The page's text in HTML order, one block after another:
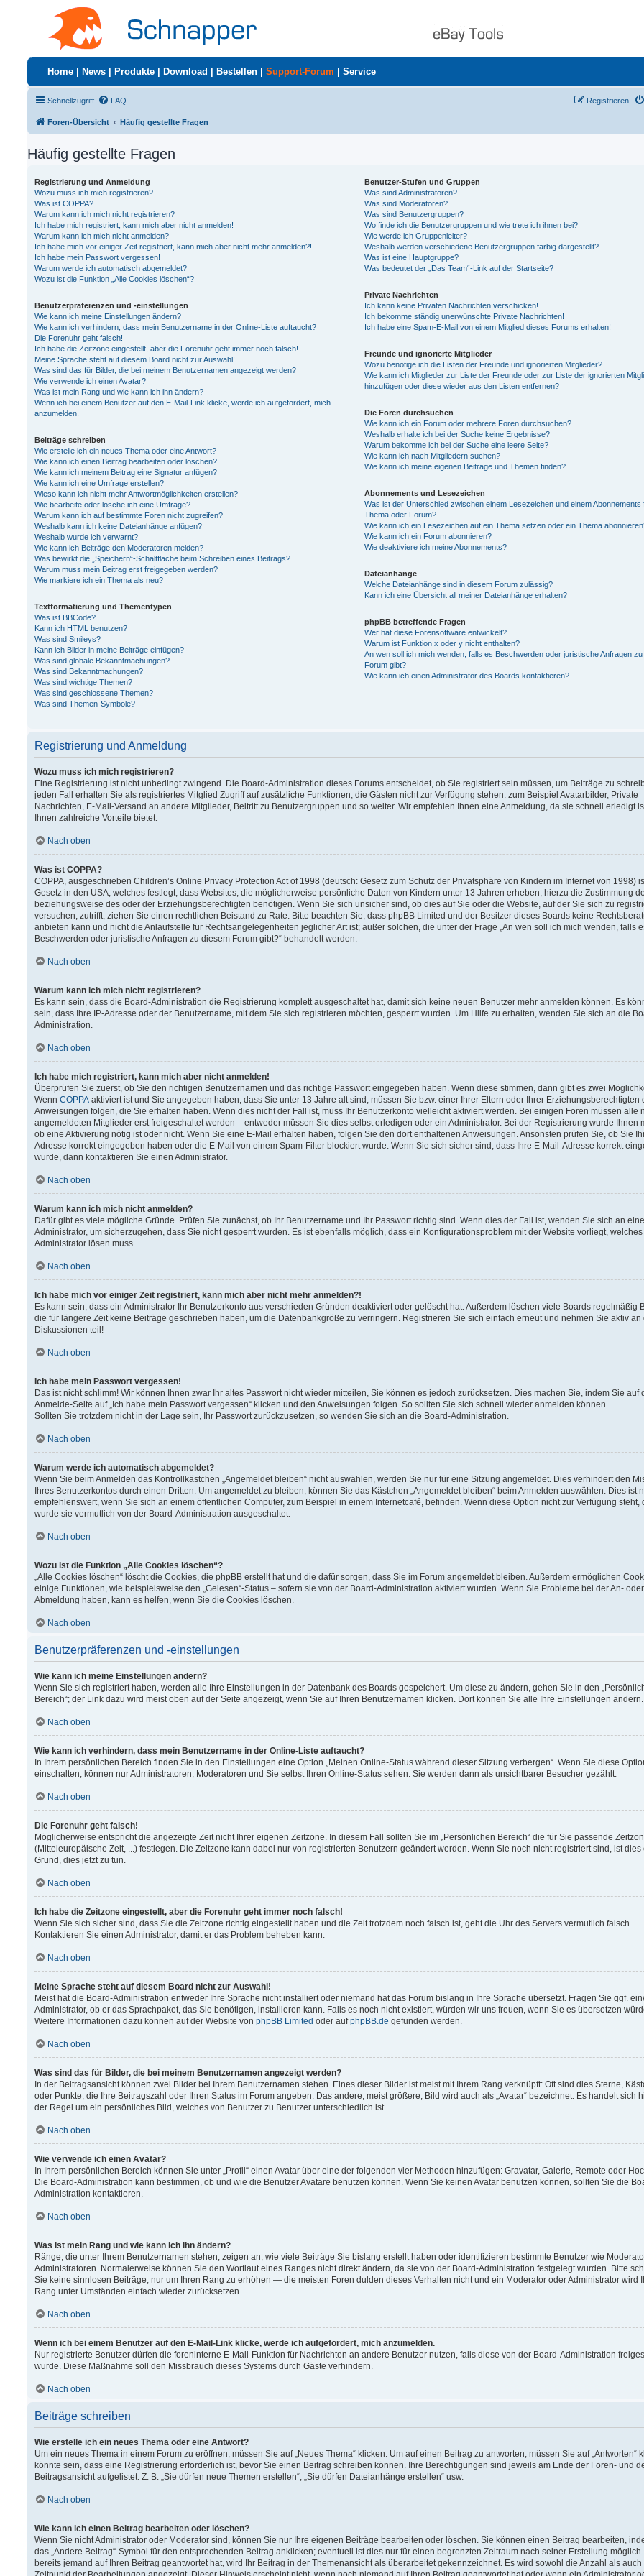
Home News Produkte Download Bestellen Support-Forum Service
Schnellzugriff FAQ Registrieren
Foren-Übersicht Häufig gestellte Fragen
Häufig gestellte Fragen
Registrierung und Anmeldung
Wozu muss ich mich registrieren?
Was ist COPPA?
Warum kann ich mich nicht registrieren?
Ich habe mich registriert, kann mich aber nicht anmelden!
Warum kann ich mich nicht anmelden?
Ich habe mich vor einiger Zeit registriert, kann mich aber nicht mehr anmelden?!
Ich habe mein Passwort vergessen!
Warum werde ich automatisch abgemeldet?
Wozu ist die Funktion „Alle Cookies löschen“?
Benutzerpräferenzen und -einstellungen
Wie kann ich meine Einstellungen ändern?
Wie kann ich verhindern, dass mein Benutzername in der Online-Liste auftaucht?
Die Forenuhr geht falsch!
Ich habe die Zeitzone eingestellt, aber die Forenuhr geht immer noch falsch!
Meine Sprache steht auf diesem Board nicht zur Auswahl!
Was sind das für Bilder, die bei meinem Benutzernamen angezeigt werden?
Wie verwende ich einen Avatar?
Was ist mein Rang und wie kann ich ihn ändern?
Wenn ich bei einem Benutzer auf den E-Mail-Link klicke, werde ich aufgefordert, mich
anzumelden.
Beiträge schreiben
Wie erstelle ich ein neues Thema oder eine Antwort?
Wie kann ich einen Beitrag bearbeiten oder löschen?
Wie kann ich meinem Beitrag eine Signatur anfügen?
Wie kann ich eine Umfrage erstellen?
Wieso kann ich nicht mehr Antwortmöglichkeiten erstellen?
Wie bearbeite oder lösche ich eine Umfrage?
Warum kann ich auf bestimmte Foren nicht zugreifen?
Weshalb kann ich keine Dateianhänge anfügen?
Weshalb wurde ich verwarnt?
Wie kann ich Beiträge den Moderatoren melden?
Was bewirkt die „Speichern“-Schaltfläche beim Schreiben eines Beitrags?
Warum muss mein Beitrag erst freigegeben werden?
Wie markiere ich ein Thema als neu?
Textformatierung und Thementypen
Was ist BBCode?
Kann ich HTML benutzen?
Was sind Smileys?
Kann ich Bilder in meine Beiträge einfügen?
Was sind globale Bekanntmachungen?
Was sind Bekanntmachungen?
Was sind wichtige Themen?
Was sind geschlossene Themen?
Was sind Themen-Symbole?
Benutzer-Stufen und Gruppen
Was sind Administratoren?
Was sind Moderatoren?
Was sind Benutzergruppen?
Wo finde ich die Benutzergruppen und wie trete ich ihnen bei?
Wie werde ich Gruppenleiter?
Weshalb werden verschiedene Benutzergruppen farbig dargestellt?
Was ist eine Hauptgruppe?
Was bedeutet der „Das Team“-Link auf der Startseite?
Private Nachrichten
Ich kann keine Privaten Nachrichten verschicken!
Ich bekomme ständig unerwünschte Private Nachrichten!
Ich habe eine Spam-E-Mail von einem Mitglied dieses Forums erhalten!
Freunde und ignorierte Mitglieder
Wozu benötige ich die Listen der Freunde und ignorierten Mitglieder?
Wie kann ich Mitglieder zur Liste der Freunde oder zur Liste der ignorierten
hinzufügen oder diese wieder aus den Listen entfernen?
Die Foren durchsuchen
Wie kann ich ein Forum oder mehrere Foren durchsuchen?
Weshalb erhalte ich bei der Suche keine Ergebnisse?
Warum bekomme ich bei der Suche eine leere Seite?
Wie kann ich nach Mitgliedern suchen?
Wie kann ich meine eigenen Beiträge und Themen finden?
Abonnements und Lesezeichen
Was ist der Unterschied zwischen einem Lesezeichen und einem Abonnements
Thema oder Forum?
Wie kann ich ein Lesezeichen auf ein Thema setzen oder ein Thema
Wie kann ich ein Forum abonnieren?
Wie deaktiviere ich meine Abonnements?
Dateianhänge
Welche Dateianhänge sind in diesem Forum zulässig?
Kann ich eine Übersicht all meiner Dateianhänge erhalten?
phpBB betreffende Fragen
Wer hat diese Forensoftware entwickelt?
Warum ist Funktion x oder y nicht enthalten?
An wen soll ich mich wenden, falls es Beschwerden oder juristische Anfragen
Forum gibt?
Wie kann ich einen Administrator des Boards kontaktieren?
Registrierung und Anmeldung
Wozu muss ich mich registrieren?
Eine Registrierung ist nicht unbedingt zwingend. Die Board-Administration dieses Forums entscheidet, ob Sie registriert sein müssen, um Beiträge zu
jeden Fall erhalten Sie als registriertes Mitglied Zugriff auf zusätzliche Funktionen, die Gästen nicht zur Verfügung stehen: zum Beispiel Avatarbilder, Private
Nachrichten, E-Mail-Versand an andere Mitglieder, Beitritt zu Benutzergruppen und so weiter. Wir empfehlen Ihnen eine Anmeldung, da sie schnell erledigt
Ihnen zahlreiche Vorteile bietet.
Nach oben
Was ist COPPA?
COPPA, ausgeschrieben Children’s Online Privacy Protection Act of 1998 (deutsch: Gesetz zum Schutz der Privatsphäre von Kindern im Internet von 1998)
Gesetz in den USA, welches festlegt, dass Websites, die möglicherweise persönliche Daten von Kindern unter 13 Jahren erheben, hierzu die Zustimmung
beziehungsweise des oder der Erziehungsberechtigten benötigen. Wenn Sie sich unsicher sind, ob dies auf Sie oder die Website, auf der Sie sich zu
versuchen, zutrifft, ziehen Sie einen rechtlichen Beistand zu Rate. Bitte beachten Sie, dass phpBB Limited und der Besitzer dieses Boards keine
anbieten kann und nicht die Anlaufstelle für Rechtsangelegenheiten jeglicher Art ist; außer solchen, die unter der Frage „An wen soll ich mich wenden, falls
Beschwerden oder juristische Anfragen zu diesem Forum gibt?“ behandelt werden.
Nach oben
Warum kann ich mich nicht registrieren?
Es kann sein, dass die Board-Administration die Registrierung komplett ausgeschaltet hat, damit sich keine neuen Benutzer mehr anmelden können. Es
sein, dass Ihre IP-Adresse oder der Benutzername, mit dem Sie sich registrieren möchten, gesperrt wurden. Um Hilfe zu erhalten, wenden Sie sich an die
Administration.
Nach oben
Ich habe mich registriert, kann mich aber nicht anmelden!
Überprüfen Sie zuerst, ob Sie den richtigen Benutzernamen und das richtige Passwort eingegeben haben. Wenn diese stimmen, dann gibt es zwei
Wenn COPPA aktiviert ist und Sie angegeben haben, dass Sie unter 13 Jahre alt sind, müssen Sie bzw. einer Ihrer Eltern oder Ihrer Erziehungsberechtigten
Anweisungen folgen, die Sie erhalten haben. Wenn dies nicht der Fall ist, muss Ihr Benutzerkonto vielleicht aktiviert werden. Bei einigen Foren müssen alle
angemeldeten Mitglieder erst freigeschaltet werden – entweder müssen Sie dies selbst erledigen oder ein Administrator. Bei der Registrierung wurde Ihnen
ob eine Aktivierung nötig ist oder nicht. Wenn Sie eine E-Mail erhalten haben, folgen Sie den dort enthaltenen Anweisungen. Ansonsten prüfen Sie, ob Sie
Adresse korrekt eingegeben haben oder die E-Mail von einem Spam-Filter blockiert wurde. Wenn Sie sich sicher sind, dass Ihre E-Mail-Adresse korrekt
wurde, dann kontaktieren Sie einen Administrator.
Nach oben
Warum kann ich mich nicht anmelden?
Dafür gibt es viele mögliche Gründe. Prüfen Sie zunächst, ob Ihr Benutzername und Ihr Passwort richtig sind. Wenn dies der Fall ist, wenden Sie sich an
Administrator, um sicherzugehen, dass Sie nicht gesperrt wurden. Es ist ebenfalls möglich, dass ein Konfigurationsproblem mit der Website vorliegt, welches
Administrator lösen muss.
Nach oben
Ich habe mich vor einiger Zeit registriert, kann mich aber nicht mehr anmelden?!
Es kann sein, dass ein Administrator Ihr Benutzerkonto aus verschieden Gründen deaktiviert oder gelöscht hat. Außerdem löschen viele Boards regelmäßig
die für längere Zeit keine Beiträge geschrieben haben, um die Datenbankgröße zu verringern. Registrieren Sie sich einfach erneut und nehmen Sie aktiv an
Diskussionen teil!
Nach oben
Ich habe mein Passwort vergessen!
Das ist nicht schlimm! Wir können Ihnen zwar Ihr altes Passwort nicht wieder mitteilen, Sie können es jedoch zurücksetzen. Dies machen Sie, indem Sie auf
Anmelde-Seite auf „Ich habe mein Passwort vergessen“ klicken und den Anweisungen folgen. So sollten Sie sich schnell wieder anmelden können.
Sollten Sie trotzdem nicht in der Lage sein, Ihr Passwort zurückzusetzen, so wenden Sie sich an die Board-Administration.
Nach oben
Warum werde ich automatisch abgemeldet?
Wenn Sie beim Anmelden das Kontrollkästchen „Angemeldet bleiben“ nicht auswählen, werden Sie nur für eine Sitzung angemeldet. Dies verhindert den
Ihres Benutzerkontos durch einen Dritten. Um angemeldet zu bleiben, können Sie das Kästchen „Angemeldet bleiben“ beim Anmelden auswählen. Dies ist
empfehlenswert, wenn Sie sich an einem öffentlichen Computer, zum Beispiel in einem Internetcafé, befinden. Wenn diese Option nicht zur Verfügung steht,
wurde sie vermutlich von der Board-Administration ausgeschaltet.
Nach oben
Wozu ist die Funktion „Alle Cookies löschen“?
„Alle Cookies löschen“ löscht die Cookies, die phpBB erstellt hat und die dafür sorgen, dass Sie im Forum angemeldet bleiben. Außerdem ermöglichen
einige Funktionen, wie beispielsweise den „Gelesen“-Status – sofern sie von der Board-Administration aktiviert wurden. Wenn Sie Probleme bei der An- oder
Abmeldung haben, kann es helfen, wenn Sie die Cookies löschen.
Nach oben
Benutzerpräferenzen und -einstellungen
Wie kann ich meine Einstellungen ändern?
Wenn Sie sich registriert haben, werden alle Ihre Einstellungen in der Datenbank des Boards gespeichert. Um diese zu ändern, gehen Sie in den
Bereich“; der Link dazu wird meist oben auf der Seite angezeigt, wenn Sie auf Ihren Benutzernamen klicken. Dort können Sie alle Ihre Einstellungen ändern.
Nach oben
Wie kann ich verhindern, dass mein Benutzername in der Online-Liste auftaucht?
In Ihrem persönlichen Bereich finden Sie in den Einstellungen eine Option „Meinen Online-Status während dieser Sitzung verbergen“. Wenn Sie diese
einschalten, können nur Administratoren, Moderatoren und Sie selbst Ihren Online-Status sehen. Sie werden dann als unsichtbarer Besucher gezählt.
Nach oben
Die Forenuhr geht falsch!
Möglicherweise entspricht die angezeigte Zeit nicht Ihrer eigenen Zeitzone. In diesem Fall sollten Sie im „Persönlichen Bereich“ die für Sie passende
(Mitteleuropäische Zeit, ...) festlegen. Die Zeitzone kann dabei nur von registrierten Benutzern geändert werden. Wenn Sie noch nicht registriert sind, ist dies
Grund, dies jetzt zu tun.
Nach oben
Ich habe die Zeitzone eingestellt, aber die Forenuhr geht immer noch falsch!
Wenn Sie sich sicher sind, dass Sie die Zeitzone richtig eingestellt haben und die Zeit trotzdem noch falsch ist, geht die Uhr des Servers vermutlich falsch.
Kontaktieren Sie einen Administrator, damit er das Problem beheben kann.
Nach oben
Meine Sprache steht auf diesem Board nicht zur Auswahl!
Meist hat die Board-Administration entweder Ihre Sprache nicht installiert oder niemand hat das Forum bislang in Ihre Sprache übersetzt. Fragen Sie ggf.
Administrator, ob er das Sprachpaket, das Sie benötigen, installieren kann. Falls es noch nicht existiert, würden wir uns freuen, wenn Sie es übersetzen
Weitere Informationen dazu können auf der Website von phpBB Limited oder aufphpBB.de gefunden werden.
Nach oben
Was sind das für Bilder, die bei meinem Benutzernamen angezeigt werden?
In der Beitragsansicht können zwei Bilder bei Ihrem Benutzernamen stehen. Eines dieser Bilder ist meist mit Ihrem Rang verknüpft: Oft sind dies Sterne,
oder Punkte, die Ihre Beitragszahl oder Ihren Status im Forum angeben. Das andere, meist größere, Bild wird auch als „Avatar“ bezeichnet. Es handelt sich
der Regel um ein persönliches Bild, welches von Benutzer zu Benutzer unterschiedlich ist.
Nach oben
Wie verwende ich einen Avatar?
In Ihrem persönlichen Bereich können Sie unter „Profil“ einen Avatar über eine der folgenden vier Methoden hinzufügen: Gravatar, Galerie, Remote oder
Die Board-Administration kann bestimmen, ob und wie die Benutzer Avatare benutzen können. Wenn Sie keinen Avatar benutzen können, sollten Sie die
Administration kontaktieren.
Nach oben
Was ist mein Rang und wie kann ich ihn ändern?
Ränge, die unter Ihrem Benutzernamen stehen, zeigen an, wie viele Beiträge Sie bislang erstellt haben oder identifizieren bestimmte Benutzer wie
Administratoren. Normalerweise können Sie den Wortlaut eines Ranges nicht direkt ändern, da sie von der Board-Administration festgelegt wurden. Bitte
Sie keine sinnlosen Beiträge, nur um Ihren Rang zu erhöhen — die meisten Foren dulden dieses Verhalten nicht und ein Moderator oder Administrator wird
Rang unter Umständen einfach wieder zurücksetzen.
Nach oben
Wenn ich bei einem Benutzer auf den E-Mail-Link klicke, werde ich aufgefordert, mich anzumelden.
Nur registrierte Benutzer dürfen die foreninterne E-Mail-Funktion für Nachrichten an andere Benutzer nutzen, falls diese von der Board-Administration
wurde. Diese Maßnahme soll den Missbrauch dieses Systems durch Gäste verhindern.
Nach oben
Beiträge schreiben
Wie erstelle ich ein neues Thema oder eine Antwort?
Um ein neues Thema in einem Forum zu eröffnen, müssen Sie auf „Neues Thema“ klicken. Um auf einen Beitrag zu antworten, müssen Sie auf „Antworten“
könnte sein, dass eine Registrierung erforderlich ist, bevor Sie einen Beitrag schreiben können. Ihre Berechtigungen sind jeweils am Ende der Foren- und
Beitragsansicht aufgelistet. Z. B. „Sie dürfen neue Themen erstellen“, „Sie dürfen Dateianhänge erstellen“ usw.
Nach oben
Wie kann ich einen Beitrag bearbeiten oder löschen?
Wenn Sie nicht Administrator oder Moderator sind, können Sie nur Ihre eigenen Beiträge bearbeiten oder löschen. Sie können einen Beitrag bearbeiten,
das „Ändere Beitrag“-Symbol für den entsprechenden Beitrag anklicken; eventuell ist dies nur für einen begrenzten Zeitraum nach seiner Erstellung
bereits jemand auf Ihren Beitrag geantwortet hat, wird Ihr Beitrag in der Themenansicht als überarbeitet gekennzeichnet. Es wird sowohl die Anzahl als auch